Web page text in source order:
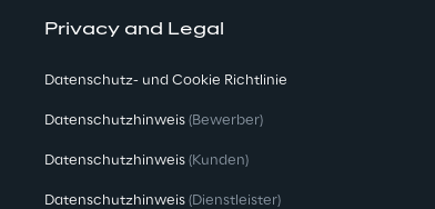
Privacy and Legal
Datenschutz- und Cookie Richtlinie
Datenschutzhinweis (Bewerber)
Datenschutzhinweis (Kunden)
Datenschutzhinweis (Dienstleister)